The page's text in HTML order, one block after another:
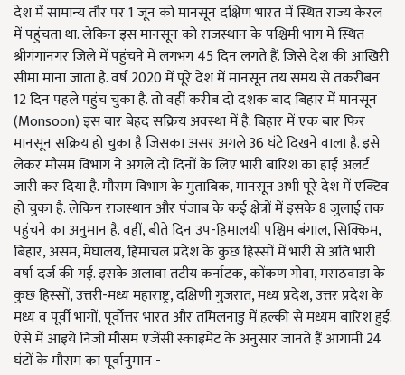
देश में सामान्य तौर पर 1 जून को मानसून दक्षिण भारत में स्थित राज्य केरल
में पहुंचता था. लेकिन इस मानसून को राजस्थान के पश्चिमी भाग में स्थित
श्रीगंगानगर जिले में पहुंचने में लगभग 45 दिन लगते हैं. जिसे देश की आखिरी
सीमा माना जाता है. वर्ष 2020 में पूरे देश में मानसून तय समय से तकरीबन
12 दिन पहले पहुंच चुका है. तो वहीं करीब दो दशक बाद बिहार में मानसून
(Monsoon) इस बार बेहद सक्रिय अवस्था में है. बिहार में एक बार फिर
मानसून सक्रिय हो चुका है जिसका असर अगले 36 घंटे दिखने वाला है. इसे
लेकर मौसम विभाग ने अगले दो दिनों के लिए भारी बारिश का हाई अलर्ट
जारी कर दिया है. मौसम विभाग के मुताबिक, मानसून अभी पूरे देश में एक्टिव
हो चुका है. लेकिन राजस्थान और पंजाब के कई क्षेत्रों में इसके 8 जुलाई तक
पहुंचने का अनुमान है. वहीं, बीते दिन उप-हिमालयी पश्चिम बंगाल, सिक्किम,
बिहार, असम, मेघालय, हिमाचल प्रदेश के कुछ हिस्सों में भारी से अति भारी
वर्षा दर्ज की गई. इसके अलावा तटीय कर्नाटक, कोंकण गोवा, मराठवाड़ा के
कुछ हिस्सों, उत्तरी-मध्य महाराष्ट्र, दक्षिणी गुजरात, मध्य प्रदेश, उत्तर प्रदेश के
मध्य व पूर्वी भागों, पूर्वोत्तर भारत और तमिलनाडु में हल्की से मध्यम बारिश हुई.
ऐसे में आइये निजी मौसम एजेंसी स्काइमेट के अनुसार जानते हैं आगामी 24
घंटों के मौसम का पूर्वानुमान -